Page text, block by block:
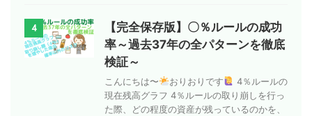
4
【完全保存版】〇％ルールの成功
率～過去37年の全パターンを徹底
検証～
こんにちは〜 おりおりです
4％ルールの
現在残高グラフ 4％ルールの取り崩しを行っ
た際、どの程度の資産が残っているのかを、